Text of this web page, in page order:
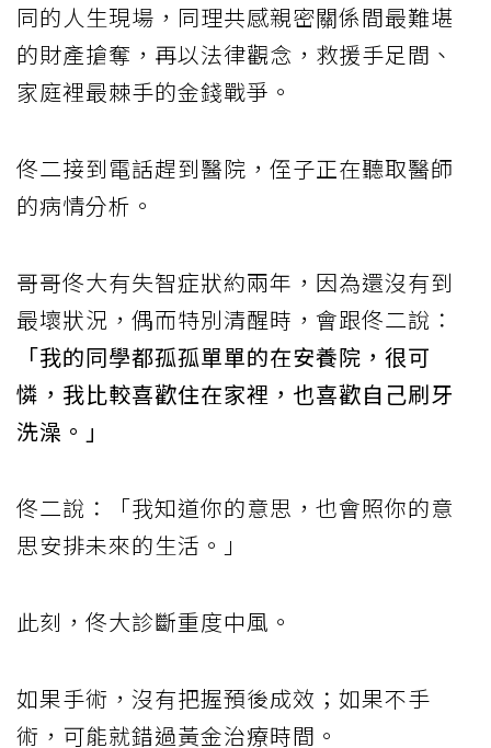
同的人生現場，同理共感親密關係間最難堪
的財產搶奪，再以法律觀念，救援手足間、
家庭裡最棘手的金錢戰爭。
佟二接到電話趕到醫院，侄子正在聽取醫師
的病情分析。
哥哥佟大有失智症狀約兩年，因為還沒有到
最壞狀況，偶而特別清醒時，會跟佟二說：
「我的同學都孤孤單單的在安養院，很可
憐，我比較喜歡住在家裡，也喜歡自己刷牙
洗澡。」
佟二說：「我知道你的意思，也會照你的意
思安排未來的生活。」
此刻，佟大診斷重度中風。
如果手術，沒有把握預後成效；如果不手
術，可能就錯過黃金治療時間。